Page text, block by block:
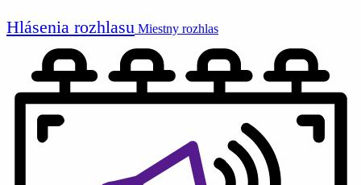
Hlásenia rozhlasu Miestny rozhlas